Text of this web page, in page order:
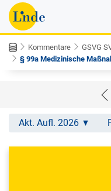
Kommentare
GSVG
§ 99a Medizinische
Akt. Aufl. 2026